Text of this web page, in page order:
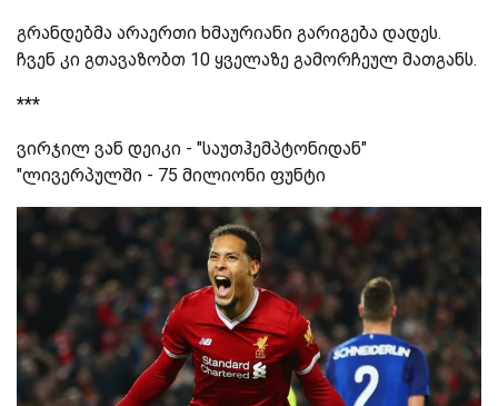
გრანდებმა არაერთი ხმაურიანი გარიგება დადეს.
ჩვენ კი გთავაზობთ 10 ყველაზე გამორჩეულ მათგანს.
***
ვირჯილ ვან დეიკი - "საუთჰემპტონიდან"
"ლივერპულში - 75 მილიონი ფუნტი